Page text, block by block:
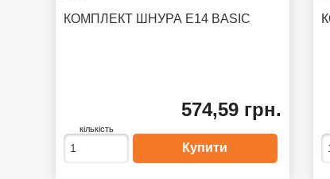
КОМПЛЕКТ ШНУРА E14 BASIC
574,59 грн.
кількість